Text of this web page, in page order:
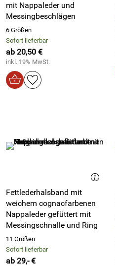
mit Nappaleder und
Messingbeschlägen
6 Größen
Sofort lieferbar
ab 20,50 €
inkl. 19% MwSt.
Fettlederhalsband mit
weichem cognacfarbenen
Nappaleder gefüttert mit
Messingschnalle und Ring
11 Größen
Sofort lieferbar
ab 29,- €